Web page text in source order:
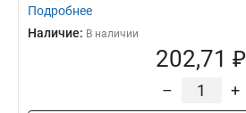
Подробнее
Наличие: В наличии
202,71 ₽
– +